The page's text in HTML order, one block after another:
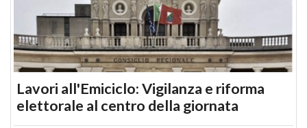
Lavori all'Emiciclo: Vigilanza e riforma
elettorale al centro della giornata